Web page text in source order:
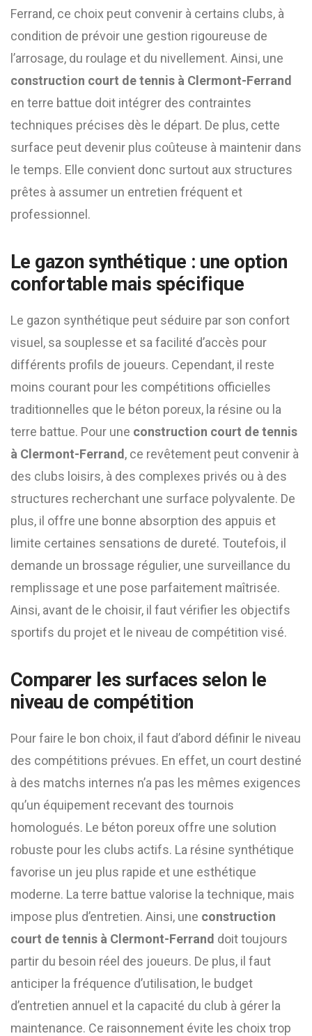
Ferrand, ce choix peut convenir à certains clubs, à
condition de prévoir une gestion rigoureuse de
l’arrosage, du roulage et du nivellement. Ainsi, une
construction court de tennis à Clermont-Ferrand
en terre battue doit intégrer des contraintes
techniques précises dès le départ. De plus, cette
surface peut devenir plus coûteuse à maintenir dans
le temps. Elle convient donc surtout aux structures
prêtes à assumer un entretien fréquent et
professionnel.
Le gazon synthétique : une option
confortable mais spécifique
Le gazon synthétique peut séduire par son confort
visuel, sa souplesse et sa facilité d’accès pour
différents profils de joueurs. Cependant, il reste
moins courant pour les compétitions officielles
traditionnelles que le béton poreux, la résine ou la
terre battue. Pour une construction court de tennis
à Clermont-Ferrand , ce revêtement peut convenir à
des clubs loisirs, à des complexes privés ou à des
structures recherchant une surface polyvalente. De
plus, il offre une bonne absorption des appuis et
limite certaines sensations de dureté. Toutefois, il
demande un brossage régulier, une surveillance du
remplissage et une pose parfaitement maîtrisée.
Ainsi, avant de le choisir, il faut vérifier les objectifs
sportifs du projet et le niveau de compétition visé.
Comparer les surfaces selon le
niveau de compétition
Pour faire le bon choix, il faut d’abord définir le niveau
des compétitions prévues. En effet, un court destiné
à des matchs internes n’a pas les mêmes exigences
qu’un équipement recevant des tournois
homologués. Le béton poreux offre une solution
robuste pour les clubs actifs. La résine synthétique
favorise un jeu plus rapide et une esthétique
moderne. La terre battue valorise la technique, mais
impose plus d’entretien. Ainsi, une construction
court de tennis à Clermont-Ferrand doit toujours
partir du besoin réel des joueurs. De plus, il faut
anticiper la fréquence d’utilisation, le budget
d’entretien annuel et la capacité du club à gérer la
maintenance. Ce raisonnement évite les choix trop